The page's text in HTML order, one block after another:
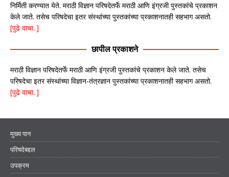
निर्मिती करण्यात येते. मराठी विज्ञान परिषदेतर्फे मराठी आणि इंग्रजी पुस्तकांचे प्रकाशन
केले जाते. तसेच परिषदेचा इतर संस्थांच्या पुस्तकांच्या प्रकाशनातही सहभाग असतो.
[पुढे वाचा..]
छापील प्रकाशने
मराठी विज्ञान परिषदेतर्फे मराठी आणि इंग्रजी पुस्तकांचे प्रकाशन केले जाते. तसेच
परिषदेचा इतर संस्थांच्या विज्ञान-तंत्रज्ञान पुस्तकांच्या प्रकाशनातही सहभाग असतो.
[पुढे वाचा..]
मुख्य पान
परिषदेबद्दल
उपक्रम